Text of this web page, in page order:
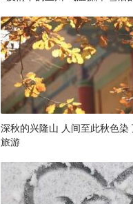
深秋的兴隆山 人间至此秋色染
旅游